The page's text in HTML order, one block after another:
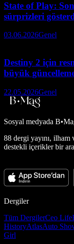
State of Play:
sürprizleri
03.06.2026Genel
Destiny 2 için
büyük
22.05.2026Genel
Sosyal medyada
88 dergi yayını,
destekli içerikler bir
Dergiler
Tüm DergilerCeo Life
HistoryAtlasAuto
Girl